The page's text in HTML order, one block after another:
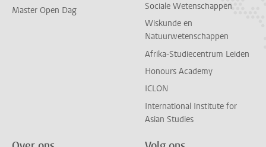
Master Open Dag
Sociale Wetenschappen
Wiskunde en
Natuurwetenschappen
Afrika-Studiecentrum Leiden
Honours Academy
ICLON
International Institute for
Asian Studies